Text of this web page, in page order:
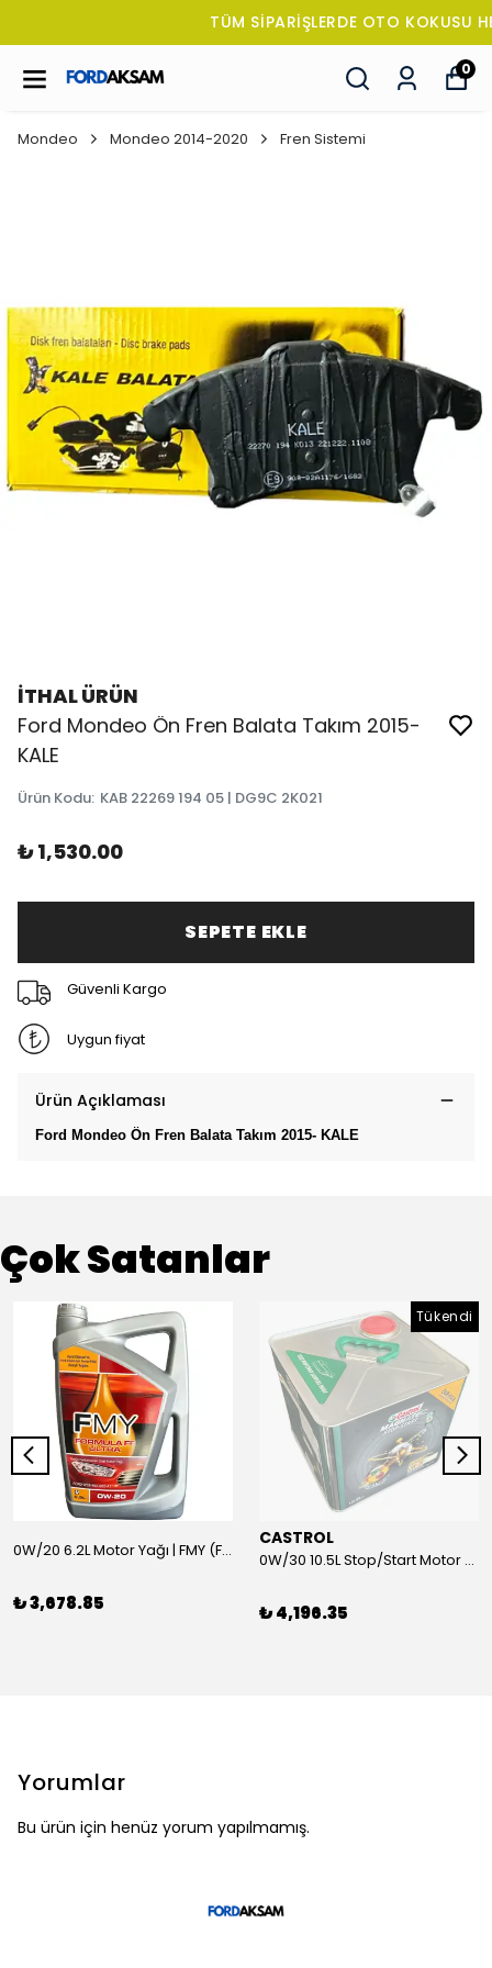
TÜM SİPARİŞLERDE OTO KOKUSU HEDİYE!
0
Mondeo Mondeo 2014-2020 Fren Sistemi
İTHAL ÜRÜN
Ford Mondeo Ön Fren Balata Takım 2015-
KALE
Ürün Kodu: KAB 22269 194 05 | DG9C 2K021
₺ 1,530.00
SEPETE EKLE
Güvenli Kargo
Uygun fiyat
Ürün Açıklaması
Ford Mondeo Ön Fren Balata Takım 2015- KALE
Çok Satanlar
0W/20 6.2L Motor Yağı | FMY (Ford Motor Yağları)
₺ 3,678.85
Tükendi
CASTROL
0W/30 10.5L Stop/Start Motor Yağı | CASTROL
₺ 4,196.35
Yorumlar
Bu ürün için henüz yorum yapılmamış.